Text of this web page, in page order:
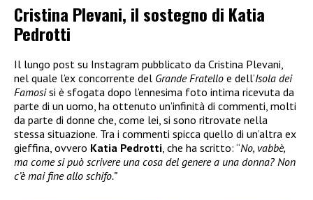
Cristina Plevani, il sostegno di Katia
Pedrotti
Il lungo post su Instagram pubblicato da Cristina Plevani,
nel quale l’ex concorrente del Grande Fratello e dell’Isola dei
Famosisi è sfogata dopo l’ennesima foto intima ricevuta da
parte di un uomo, ha ottenuto un’infinità di commenti, molti
da parte di donne che, come lei, si sono ritrovate nella
stessa situazione. Tra i commenti spicca quello di un’altra ex
gieffina, ovvero Katia Pedrotti , che ha scritto: “No, vabbè,
ma come si può scrivere una cosa del genere a una donna? Non
c’è mai fine allo schifo.”